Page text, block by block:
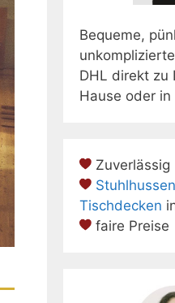
Bequeme,
unkomplizierte
DHL direkt zu
Hause oder
Zuverlässig
Stuhlhussen
Tischdecken
faire Preise